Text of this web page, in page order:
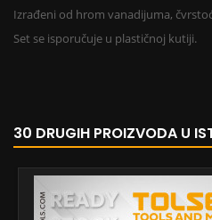
Izrađeni od hrom vanadijuma,
Set se isporučuje u plastičnoj kutiji.
30 DRUGIH PROIZVODA U